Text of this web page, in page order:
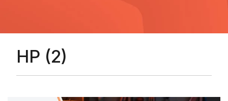
HP (2)